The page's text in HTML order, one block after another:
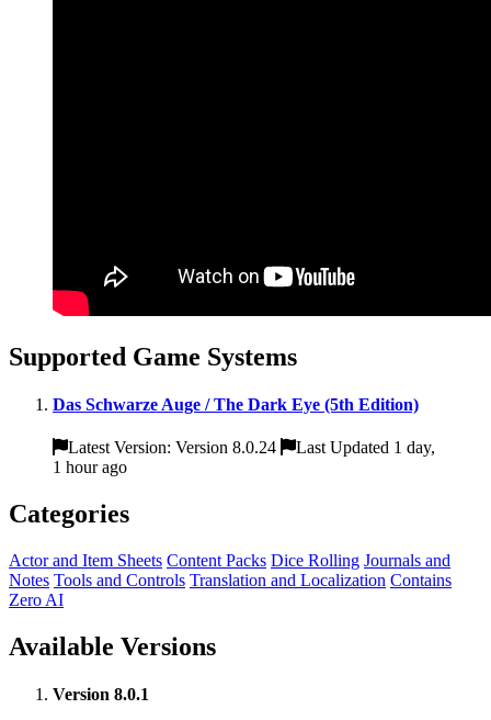
Supported Game Systems
Das Schwarze Auge / The Dark Eye (5th Edition)
Latest Version: Version 8.0.24
Last Updated 1 day,
1 hour ago
Categories
Actor and Item Sheets Content Packs Dice Rolling Journals and
Notes Tools and Controls Translation and Localization Contains
Zero AI
Available Versions
Version 8.0.1